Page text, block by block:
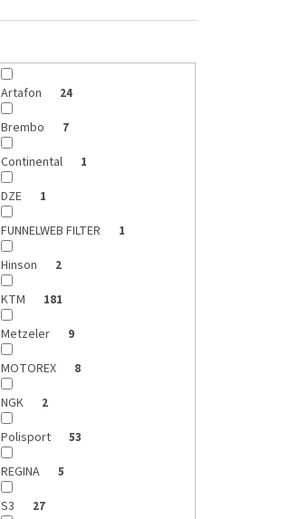
Artafon 24
Brembo 7
Continental 1
DZE 1
FUNNELWEB FILTER 1
Hinson 2
KTM 181
Metzeler 9
MOTOREX 8
NGK 2
Polisport 53
REGINA 5
S3 27